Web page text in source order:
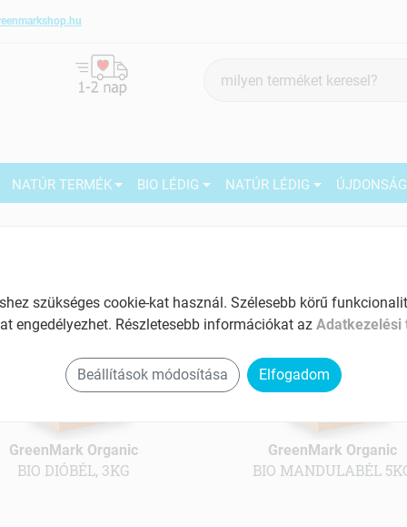
keresés
NATÚR TERMÉK BIO LÉDIG NATÚR LÉDIG ÚJDONSÁG
GreenMark Organic
BIO DIÓBÉL, 3KG
GreenMark Organic
BIO MANDULABÉL
szükséges cookie-kat használ. Szélesebb körű
engedélyezhet. Részletesebb információkat az Adatkezelési
Beállítások módosítása Elfogadom